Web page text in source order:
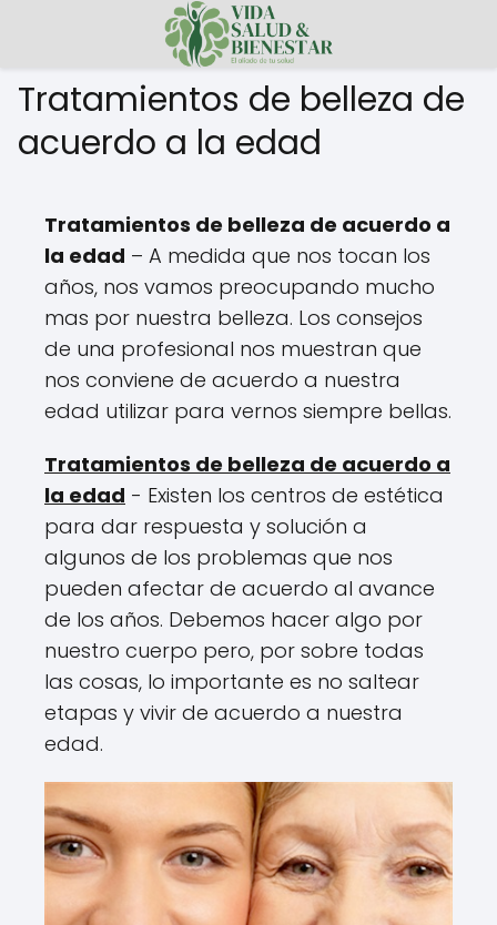
Tratamientos de belleza de
acuerdo a la edad
Tratamientos de belleza de acuerdo a
la edad – A medida que nos tocan los
años, nos vamos preocupando mucho
mas por nuestra belleza. Los consejos
de una profesional nos muestran que
nos conviene de acuerdo a nuestra
edad utilizar para vernos siempre bellas.
Tratamientos de belleza de acuerdo a
la edad - Existen los centros de estética
para dar respuesta y solución a
algunos de los problemas que nos
pueden afectar de acuerdo al avance
de los años. Debemos hacer algo por
nuestro cuerpo pero, por sobre todas
las cosas, lo importante es no saltear
etapas y vivir de acuerdo a nuestra
edad.